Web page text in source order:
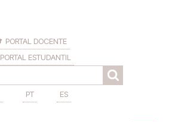
PORTAL DOCENTE
PORTAL ESTUDANTIL
PT ES